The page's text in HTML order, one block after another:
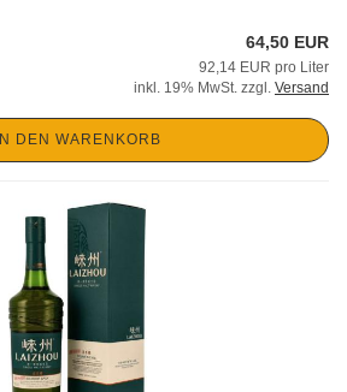
64,50 EUR
92,14 EUR pro Liter
inkl. 19% MwSt. zzgl. Versand
IN DEN WARENKORB